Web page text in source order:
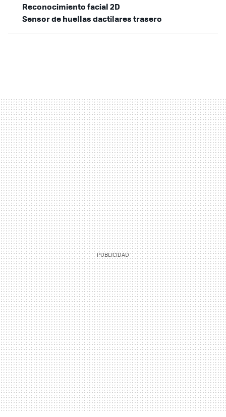
Reconocimiento facial 2D
Sensor de huellas dactilares trasero